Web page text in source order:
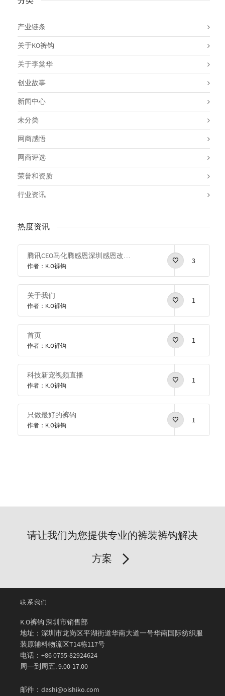
产业链条
关于KO裤钩
关于李棠华
创业故事
新闻中心
未分类
网商感悟
网商评选
荣誉和资质
行业资讯
热度资讯
腾讯CEO马化腾感恩深圳感恩改革开放
作者：K.O裤钩
3
关于我们
作者：K.O裤钩
1
首页
作者：K.O裤钩
1
科技新宠视频直播
作者：K.O裤钩
1
只做最好的裤钩
作者：K.O裤钩
1
请让我们为您提供专业的裤装裤钩解决
方案
联系我们
K.O裤钩 深圳市销售部
地址：深圳市龙岗区平湖街道华南大道一号华南国际纺织服
装原辅料物流区T14栋117号
电话：+86 0755-82924624
周一到周五: 9:00-17:00
邮件：dashi@oishiko.com